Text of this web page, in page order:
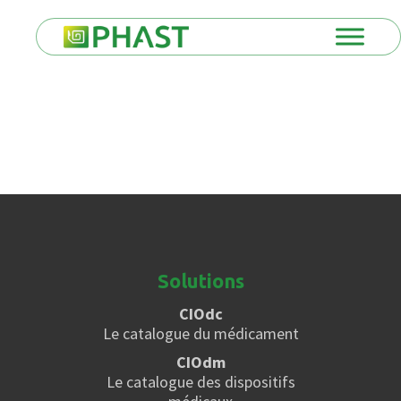
Solutions
CIOdc
Le catalogue du médicament
CIOdm
Le catalogue des dispositifs